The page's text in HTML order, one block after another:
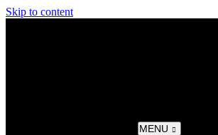
Skip to content
MENU